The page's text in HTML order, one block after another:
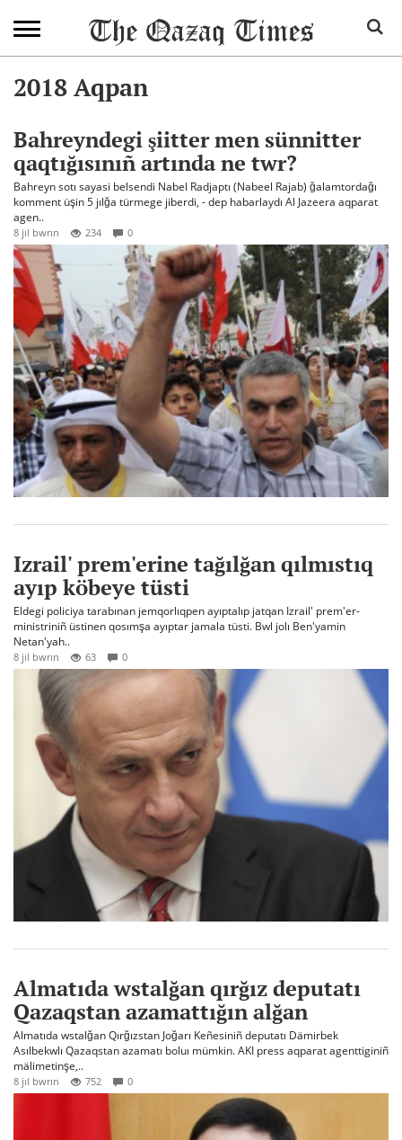
2018 Aqpan
Bahreyndegi şiitter men sünnitter
qaqtığısınıñ artında ne twr?
Bahreyn sotı sayasi belsendi Nabel Radjaptı (Nabeel Rajab) ğalamtordağı
komment üşin 5 jılğa türmege jiberdi, - dep habarlaydı Al Jazeera aqparat
agen..
8 jıl bwrın 234 0
Izrail' prem'erine tağılğan qılmıstıq
ayıp köbeye tüsti
Eldegi policiya tarabınan jemqorlıqpen ayıptalıp jatqan Izrail' prem'er-
ministriniñ üstinen qosımşa ayıptar jamala tüsti. Bwl jolı Ben'yamin
Netan'yah..
8 jıl bwrın 63 0
Almatıda wstalğan qırğız deputatı
Qazaqstan azamattığın alğan
Almatıda wstalğan Qırğızstan Joğarı Keñesiniñ deputatı Dämirbek
Asılbekwlı Qazaqstan azamatı boluı mümkin. AKI press aqparat agenttiginiñ
mälimetinşe,..
8 jıl bwrın 752 0